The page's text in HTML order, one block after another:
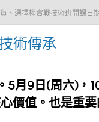
、選擇權實戰技術班開課日
術傳承
5月9日(周六)，
價值。也是重